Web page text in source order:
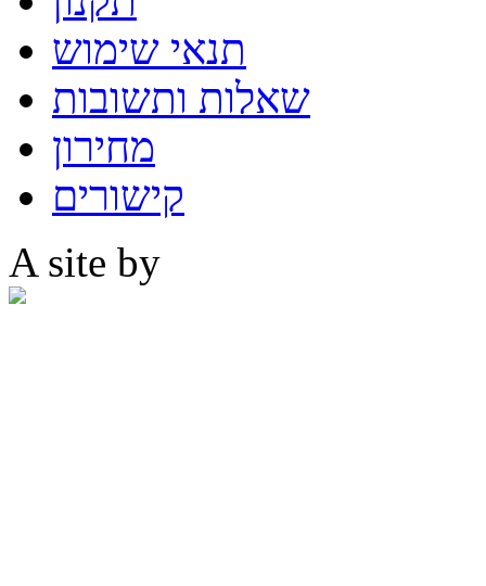
תנאי שימוש
שאלות ותשובות
מחירון
קישורים
A site by